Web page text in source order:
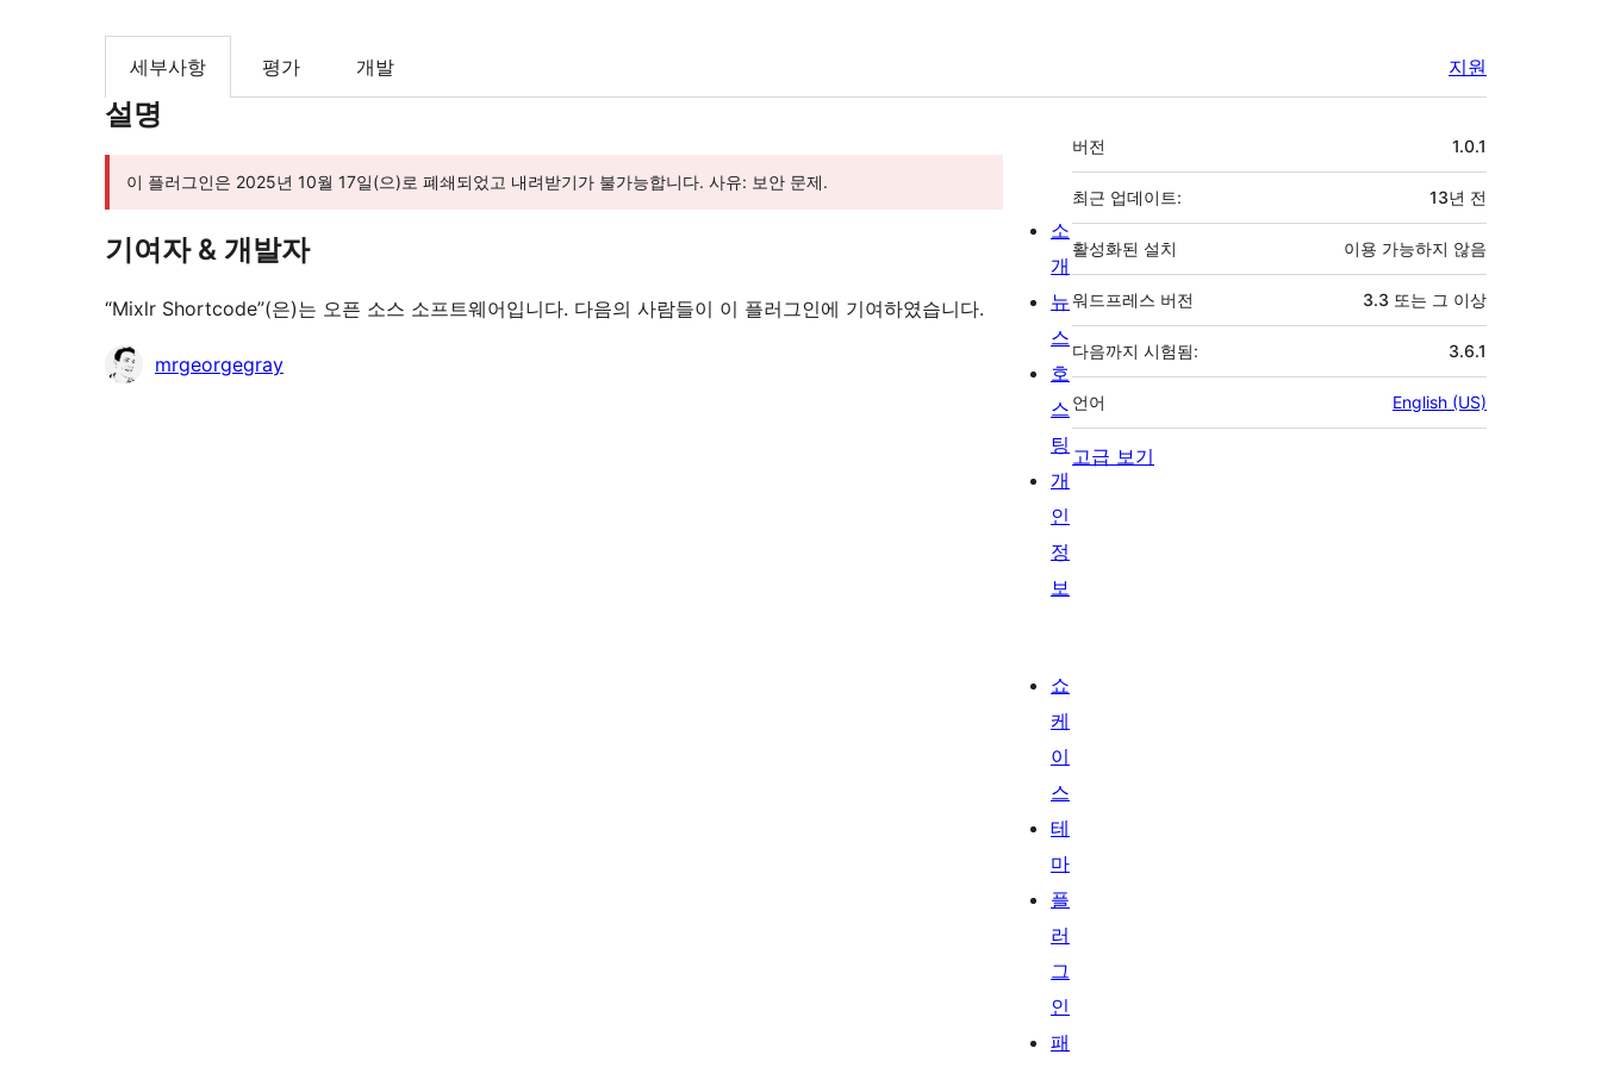
세부사항 평가 개발 지원
설명
이 플러그인은 2025년 10월 17일(으)로 폐쇄되었고 내려받기가 불가능합니다. 사유: 보안 문제.
기여자 & 개발자
“Mixlr Shortcode”(은)는 오픈 소스 소프트웨어입니다. 다음의 사람들이 이 플러그인에 기여하였습니다.
기
mrgeorgegray
기
초
버전 1.0.1
최근 업데이트: 13년 전
활성화된 설치 이용 가능하지 않음
워드프레스 버전 3.3 또는 그 이상
다음까지 시험됨: 3.6.1
언어 English (US)
고급 보기
소
개
뉴
스
호
스
팅
개
인
정
보
쇼
케
이
스
테
마
플
러
그
인
패